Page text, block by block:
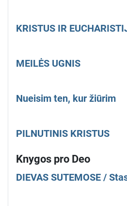
KRISTUS IR
MEILĖS UGNIS
Nueisim ten, kur žiūrim
PILNUTINIS KRISTUS
Knygos pro Deo
DIEVAS SUTEMOSE /